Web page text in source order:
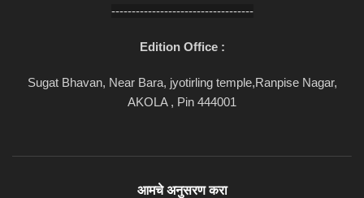
-----------------------------------
Edition Office :
Sugat Bhavan, Near Bara, jyotirling temple,Ranpise Nagar,
AKOLA , Pin 444001
आमचे अनुसरण करा